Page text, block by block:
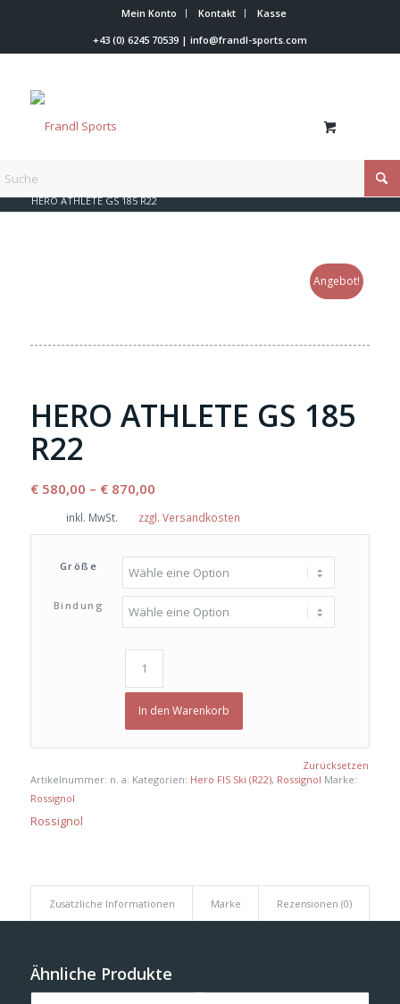
Mein Konto Kontakt
Kasse
+43 (0) 6245 70539| info@frandl-sports.com
Du bist hier:
HERO ATHLETE GS 185 R22
Angebot!
HERO ATHLETE GS 185
R22
€580,00 – €870,00
inkl. MwSt. zzgl. Versandkosten
Größe
Bindung
Zurücksetzen
In den Warenkorb
Artikelnummer: n. a. Kategorien: Hero FIS Ski (R22), Rossignol Marke:
Rossignol
Rossignol
Zusätzliche Informationen Marke Rezensionen (0)
Ähnliche Produkte